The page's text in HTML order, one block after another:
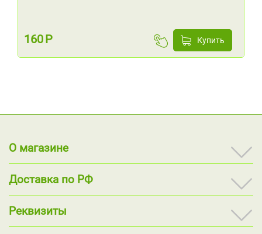
160 Р Купить
О магазине
Доставка по РФ
Реквизиты